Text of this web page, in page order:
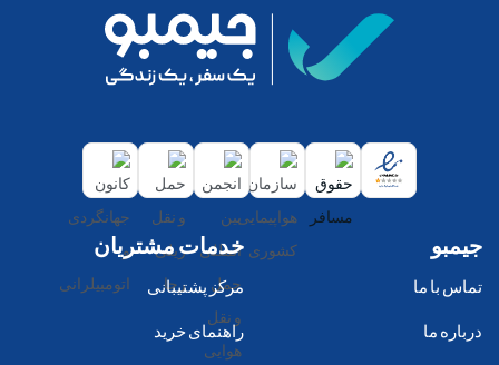
جیمبو
تماس با ما
درباره ما
خدمات مشتریان
مرکز پشتیبانی
راهنمای خرید